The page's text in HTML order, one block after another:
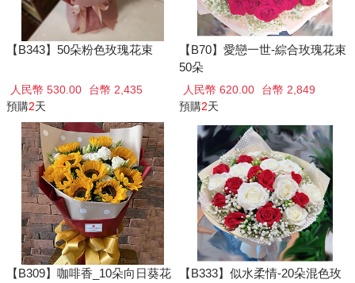
【B343】50朵粉色玫瑰花束
人民幣 530.00
台幣 2,435
預購2天
【B70】愛戀一世-綜合玫瑰花束
50朵
人民幣 620.00
台幣 2,849
預購2天
【B309】咖啡香_10朵向日葵花
【B333】似水柔情-20朵混色玫